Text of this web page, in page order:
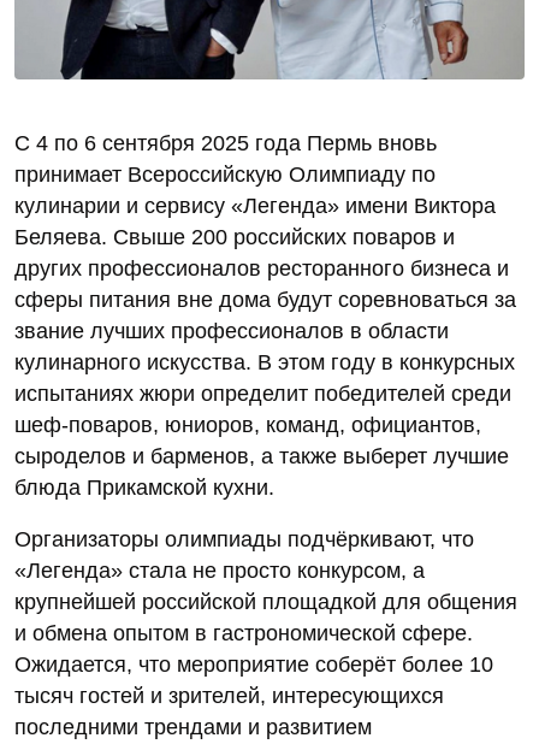
С 4 по 6 сентября 2025 года Пермь вновь
принимает Всероссийскую Олимпиаду по
кулинарии и сервису «Легенда» имени Виктора
Беляева. Свыше 200 российских поваров и
других профессионалов ресторанного бизнеса и
сферы питания вне дома будут соревноваться за
звание лучших профессионалов в области
кулинарного искусства. В этом году в конкурсных
испытаниях жюри определит победителей среди
шеф-поваров, юниоров, команд, официантов,
сыроделов и барменов, а также выберет лучшие
блюда Прикамской кухни.
Организаторы олимпиады подчёркивают, что
«Легенда» стала не просто конкурсом, а
крупнейшей российской площадкой для общения
и обмена опытом в гастрономической сфере.
Ожидается, что мероприятие соберёт более 10
тысяч гостей и зрителей, интересующихся
последними трендами и развитием